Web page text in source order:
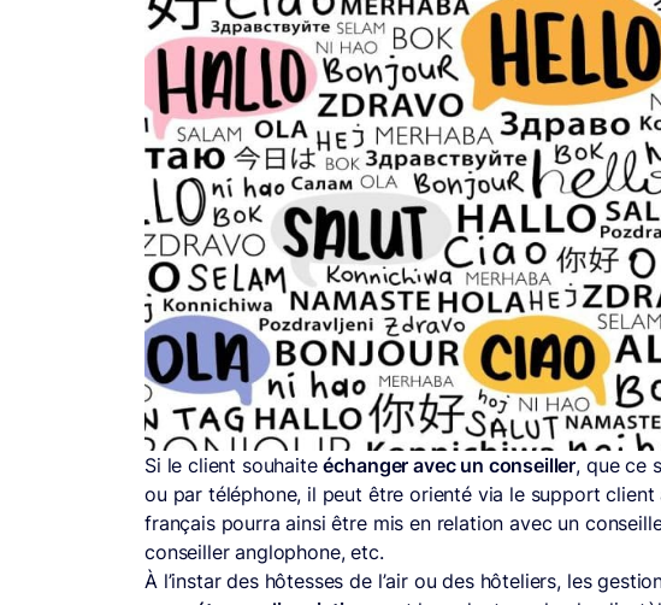
Si le client souhaiteéchanger avec un conseiller, que ce
ou par téléphone, il peut être orienté via le support
français pourra ainsi être mis en relation avec un
conseiller anglophone, etc.
À l’instar des hôtesses de l’air ou des hôteliers, les